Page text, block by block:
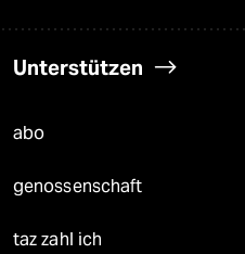
Unterstützen
abo
genossenschaft
taz zahl ich